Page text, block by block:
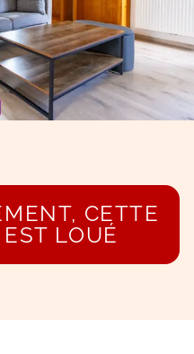
CETTE
LOUÉ